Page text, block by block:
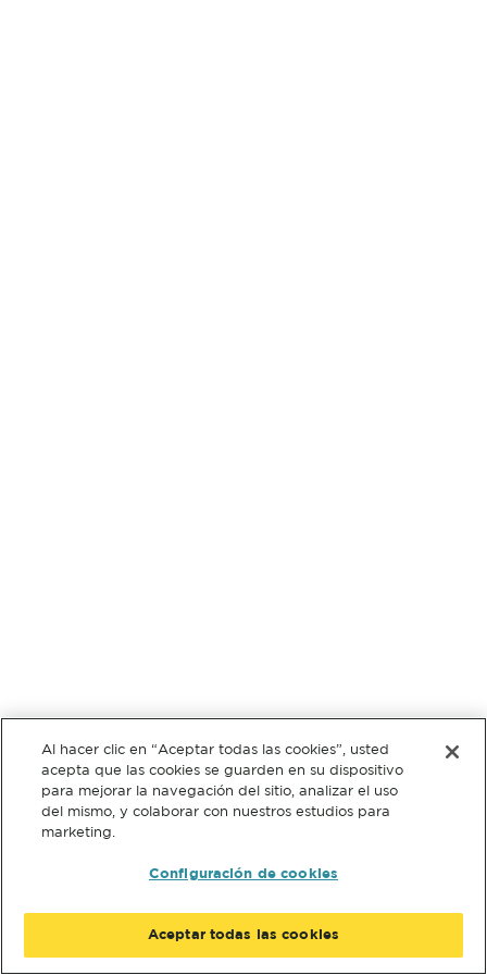
Al hacer clic en “Aceptar todas las cookies”, usted
acepta que las cookies se guarden en su dispositivo
para mejorar la navegación del sitio, analizar el uso
del mismo, y colaborar con nuestros estudios para
marketing.
Configuración de cookies
Aceptar todas las cookies